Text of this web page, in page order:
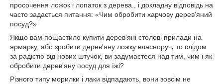
просочення ложок і лопаток з дерева., і докладну відповідь на
часто задається питання: «Чим обробити харчову дерев'яний
посуд?»
Якщо вам пощастило купити дерев'яні столові прилади на
ярмарку, або зробити дерев'яну ложку власноруч, то слідом
за радістю від нових штучок, ви задумаєтеся над тим, чим і як
обробити дерев'яну посуд для їжі?
Різного типу морилки і лаки відпадають, вони зовсім не